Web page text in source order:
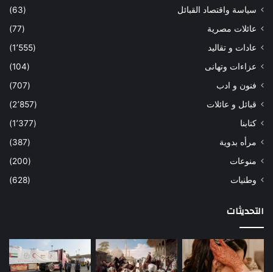
سياسة واقتصاد القبائل
(63)
عائلات مصرية
(77)
عادات و تقاليد
(1٬555)
عزاءات وتهانى
(104)
فنون و ادب
(707)
قبائل و عائلات
(2٬857)
كتابنا
(1٬377)
مرأه بدوية
(387)
منوعات
(200)
وطنيات
(628)
التحديثات